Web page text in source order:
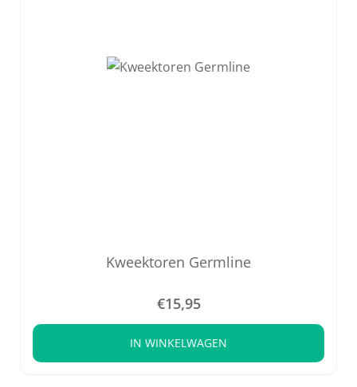
Kweektoren Germline
€15,95
IN WINKELWAGEN